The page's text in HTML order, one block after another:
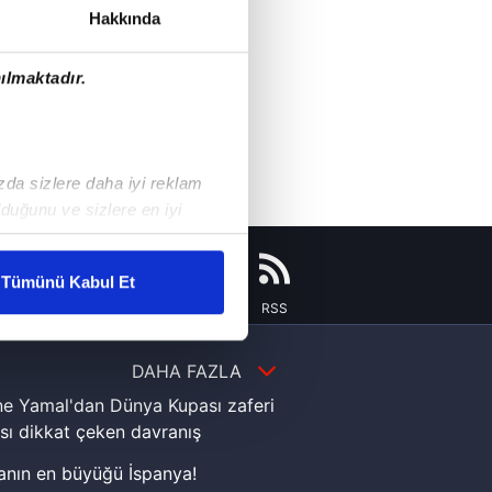
Hakkında
sizlere daha iyi reklam
ve sizlere en iyi
karşılamak
gösterilmeyecektir."
kullanılmaktadır. Bu
ve sizlere yönelik
Tümünü Kabul Et
Youtube RSS
DAHA FAZLA
Yamal'dan Dünya Kupası zaferi
dikkat çeken davranış
en büyüğü İspanya!